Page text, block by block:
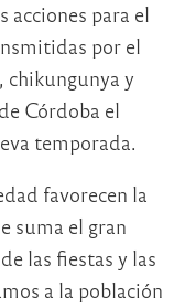
acciones para el
por el
chikungunya y
Córdoba el
temporada.
favorecen la
suma el gran
las fiestas y las
a la población